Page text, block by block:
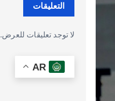
التعليقات
لا توجد تعليقات للعرض.
AR